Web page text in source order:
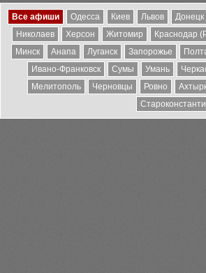
Все афиши Одесса Киев Львов Донецк
Николаев
Херсон Житомир Краснодар
Минск
Анапа Луганск Запорожье
Ивано-Франковск
Сумы Умань
Мелитополь
Черновцы Ровно